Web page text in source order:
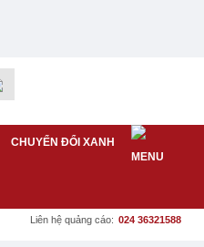
CHUYỂN ĐỔI XANH
Liên hệ quảng cáo: 024 36321588